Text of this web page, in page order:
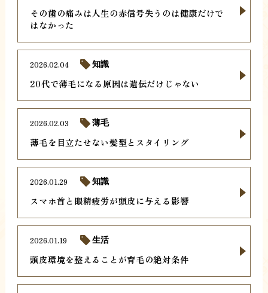
その歯の痛みは人生の赤信号失うのは健康だけで
はなかった
20代で薄毛になる原因は遺伝だけじゃない
2026.02.04 知識
薄毛を目立たせない髪型とスタイリング
2026.02.03 薄毛
スマホ首と眼精疲労が頭皮に与える影響
2026.01.29 知識
頭皮環境を整えることが育毛の絶対条件
2026.01.19 生活